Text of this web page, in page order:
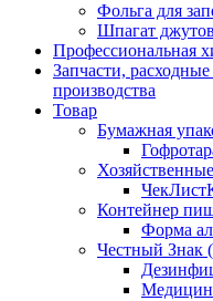
Фольга для
Шпагат
Профессиональная
Запчасти,
производства
Товар
Бумажная
Контейнер
Форма
Честный Знак